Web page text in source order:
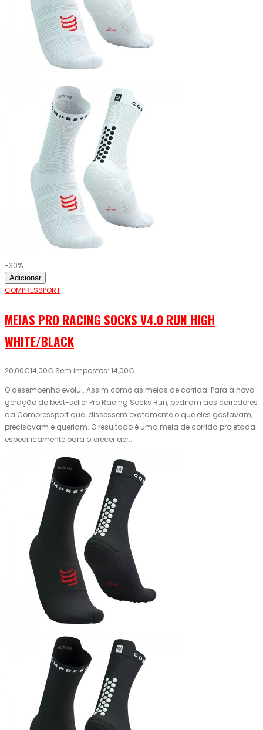
-30%
Adicionar
COMPRESSPORT
MEIAS PRO RACING SOCKS V4.0 RUN HIGH
WHITE/BLACK
20,00€14,00€ Sem impostos: 14,00€
O desempenho evolui. Assim como as meias de corrida. Para a nova
geração do best-seller Pro Racing Socks Run, pediram aos corredores
da Compressport que dissessem exatamente o que eles gostavam,
precisavam e queriam. O resultado é uma meia de corrida projetada
especificamente para oferecer aer..